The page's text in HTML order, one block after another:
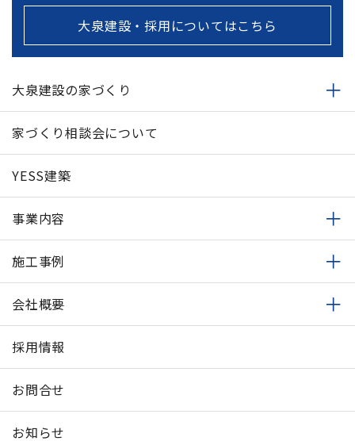
大泉建設・採用についてはこちら
大泉建設の家づくり
家づくり相談会について
YESS建築
事業内容
施工事例
会社概要
採用情報
お問合せ
お知らせ